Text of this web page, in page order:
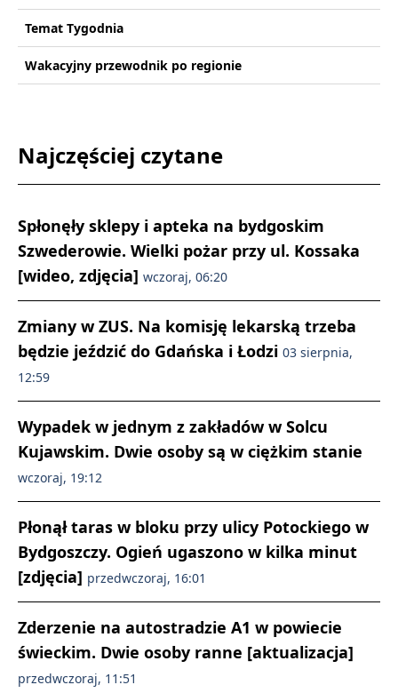
Temat Tygodnia
Wakacyjny przewodnik po regionie
Najczęściej czytane
Spłonęły sklepy i apteka na bydgoskim
Szwederowie. Wielki pożar przy ul. Kossaka
[wideo, zdjęcia] wczoraj, 06:20
Zmiany w ZUS. Na komisję lekarską trzeba
będzie jeździć do Gdańska i Łodzi 03 sierpnia,
12:59
Wypadek w jednym z zakładów w Solcu
Kujawskim. Dwie osoby są w ciężkim stanie
wczoraj, 19:12
Płonął taras w bloku przy ulicy Potockiego w
Bydgoszczy. Ogień ugaszono w kilka minut
[zdjęcia] przedwczoraj, 16:01
Zderzenie na autostradzie A1 w powiecie
świeckim. Dwie osoby ranne [aktualizacja]
przedwczoraj, 11:51